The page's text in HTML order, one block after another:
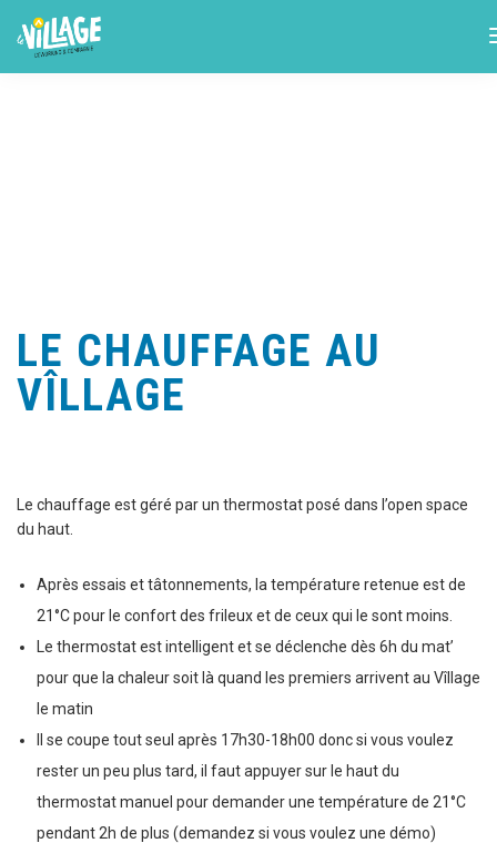
LE CHAUFFAGE AU
VÎLLAGE
Le chauffage est géré par un thermostat posé dans l’open space
du haut.
Après essais et tâtonnements, la température retenue est de
21°C pour le confort des frileux et de ceux qui le sont moins.
Le thermostat est intelligent et se déclenche dès 6h du mat’
pour que la chaleur soit là quand les premiers arrivent au Vîllage
le matin
Il se coupe tout seul après 17h30-18h00 donc si vous voulez
rester un peu plus tard, il faut appuyer sur le haut du
thermostat manuel pour demander une température de 21°C
pendant 2h de plus (demandez si vous voulez une démo)